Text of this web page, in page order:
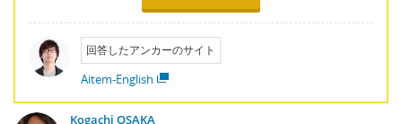
回答したアンカーのサイト
Aitem-English
Kogachi OSAKA